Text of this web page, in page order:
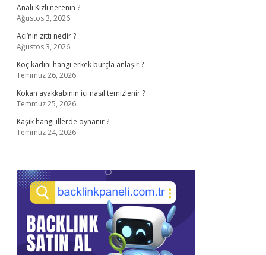
Analı Kızlı nerenin ?
Ağustos 3, 2026
Acı’nın zıttı nedir ?
Ağustos 3, 2026
Koç kadını hangi erkek burçla anlaşır ?
Temmuz 26, 2026
Kokan ayakkabının içi nasıl temizlenir ?
Temmuz 25, 2026
Kaşık hangi illerde oynanır ?
Temmuz 24, 2026